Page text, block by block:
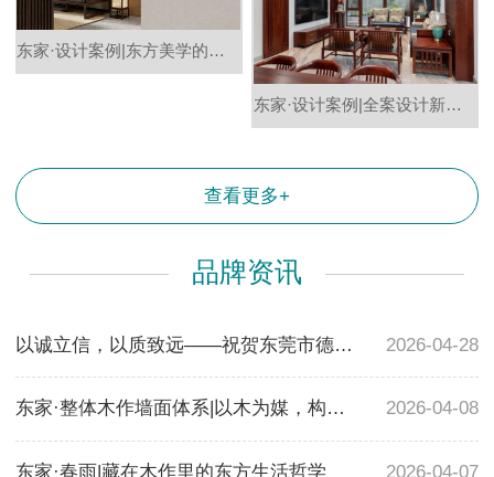
东家·设计案例|东方美学的当代回响，从图纸到生活的1:1还原
东家·设计案例|全案设计新章，诠释现代东方居所定义
查看更多+
品牌资讯
以诚立信，以质致远——祝贺东莞市德润家居有限公司（东家家具）荣获东莞市“诚信企业品质奖” 2026-04-28
东家·整体木作墙面体系|以木为媒，构筑现代东方大宅的立面美学 2026-04-08
东家·春雨|藏在木作里的东方生活哲学 2026-04-07